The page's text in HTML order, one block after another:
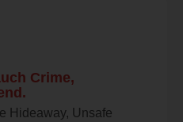
Crime,
Hideaway, Unsafe